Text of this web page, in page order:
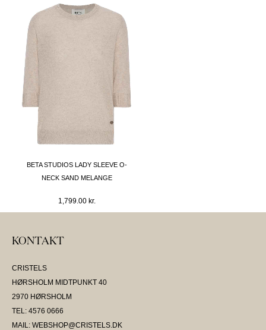
BETA STUDIOS LADY SLEEVE O-
NECK SAND MELANGE
1,799.00 kr.
KONTAKT
CRISTELS
HØRSHOLM MIDTPUNKT 40
2970 HØRSHOLM
TEL: 4576 0666
MAIL: WEBSHOP@CRISTELS.DK